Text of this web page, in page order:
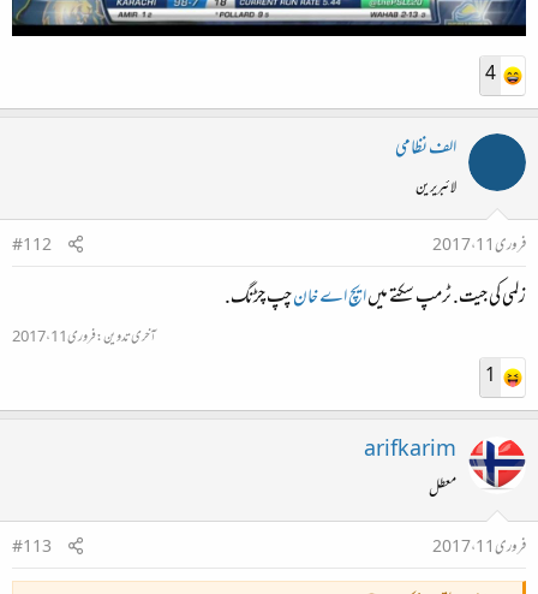
4
الف نظامی
لائبریرین
فروری 11، 2017
#112
زلمی کی جیت. ٹرمپ سکتے میںایچ اے خانچپ چڑنگ.
آخری تدوین:فروری 11، 2017
1
arifkarim
معطل
فروری 11، 2017
#113